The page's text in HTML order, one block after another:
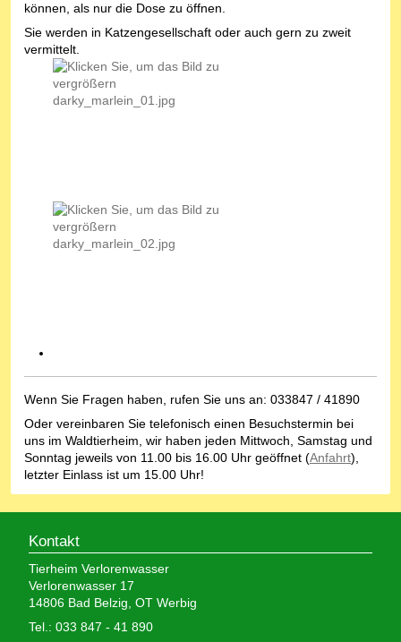
können, als nur die Dose zu öffnen.
Sie werden in Katzengesellschaft oder auch gern zu zweit
vermittelt.
Wenn Sie Fragen haben, rufen Sie uns an: 033847 / 41890
Oder vereinbaren Sie telefonisch einen Besuchstermin bei
uns im Waldtierheim, wir haben jeden Mittwoch, Samstag und
Sonntag jeweils von 11.00 bis 16.00 Uhr geöffnet (Anfahrt),
letzter Einlass ist um 15.00 Uhr!
Kontakt
Tierheim Verlorenwasser
Verlorenwasser 17
14806 Bad Belzig, OT Werbig
Tel.: 033 847 - 41 890